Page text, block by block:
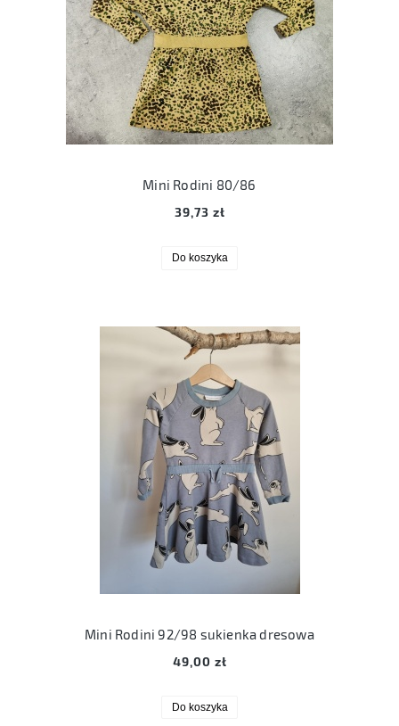
Mini Rodini 80/86
39,73 zł
Do koszyka
Mini Rodini 92/98 sukienka dresowa
49,00 zł
Do koszyka